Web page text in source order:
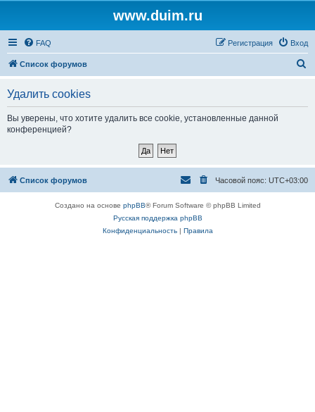
www.duim.ru
FAQ Вход
Регистрация
Список форумов
Удалить cookies
Вы уверены, что хотите удалить все cookie, установленные данной
конференцией?
Список форумов Часовой пояс: UTC+03:00
Создано на основе phpBB® Forum Software © phpBB Limited
Русская поддержка phpBB
Конфиденциальность| Правила